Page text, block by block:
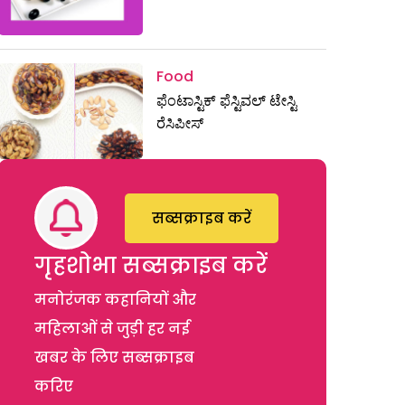
Food
ಫೆಂಟಾಸ್ಟಿಕ್‌ ಫೆಸ್ಟಿವಲ್ ಟೇಸ್ಟಿ
ರೆಸಿಪೀಸ್‌
गृहशोभा सब्सक्राइब करें
मनोरंजक कहानियों और
महिलाओं से जुड़ी हर नई
खबर के लिए सब्सक्राइब
करिए
सब्सक्राइब करें